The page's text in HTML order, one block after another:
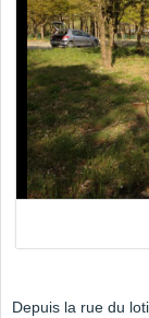
Depuis la rue du